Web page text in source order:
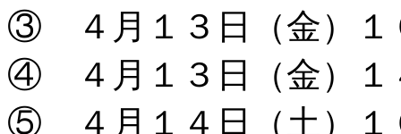
③ ４月１３日（金）１
④ ４月１３日（金）１
⑤ ４月１４日（土）１